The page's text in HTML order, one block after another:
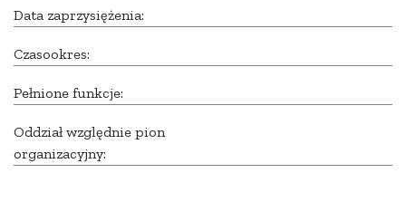
Data zaprzysiężenia:
Czasookres:
Pełnione funkcje:
Oddział względnie pion
organizacyjny: